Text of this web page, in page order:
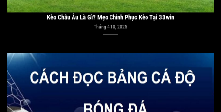
Cách Đọc Bảng Cá Độ Bóng Đá Với 3 Loại Kèo Cược Chính